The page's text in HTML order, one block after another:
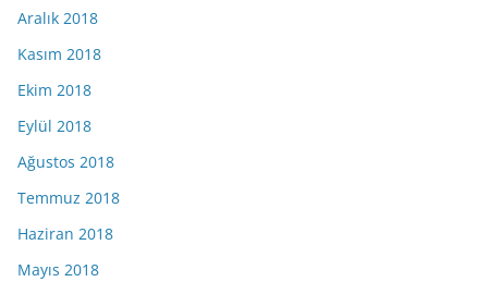
Aralık 2018
Kasım 2018
Ekim 2018
Eylül 2018
Ağustos 2018
Temmuz 2018
Haziran 2018
Mayıs 2018